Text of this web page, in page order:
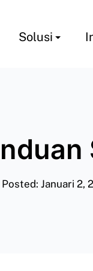
Solusi
Posted: Januari 2,